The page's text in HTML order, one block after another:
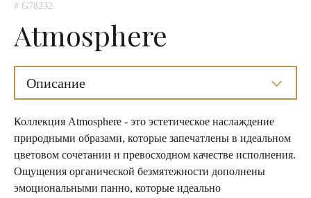
# G78232
Atmosphere
Описание
Коллекция Atmosphere - это эстетическое наслаждение
природными образами, которые запечатлены в идеальном
цветовом сочетании и превосходном качестве исполнения.
Ощущения органической безмятежности дополнены
эмоциональными панно, которые идеально